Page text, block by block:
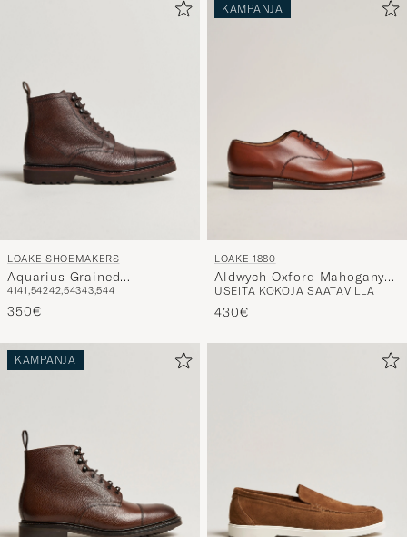
LOAKE SHOEMAKERS
Aquarius Grained
Lightweight Boot Dark
Brown
4141,54242,54343,544
350€
KAMPANJA
LOAKE 1880
Aldwych Oxford Mahogany
Burnished Calf
USEITA KOKOJA SAATAVILLA
430€
KAMPANJA